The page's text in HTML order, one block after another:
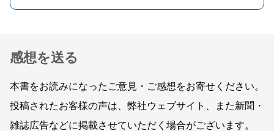
感想を送る
本書をお読みになったご意見・ご感想をお寄せください。
投稿されたお客様の声は、弊社ウェブサイト、また新聞・
雑誌広告などに掲載させていただく場合がございます。